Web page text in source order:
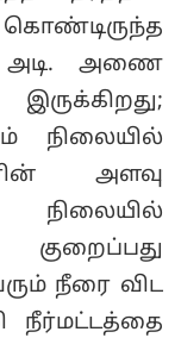
அடி. அணை
நிலையில்
அளவு
நிலையில்
நீரை விட
நீர்மட்டத்தை